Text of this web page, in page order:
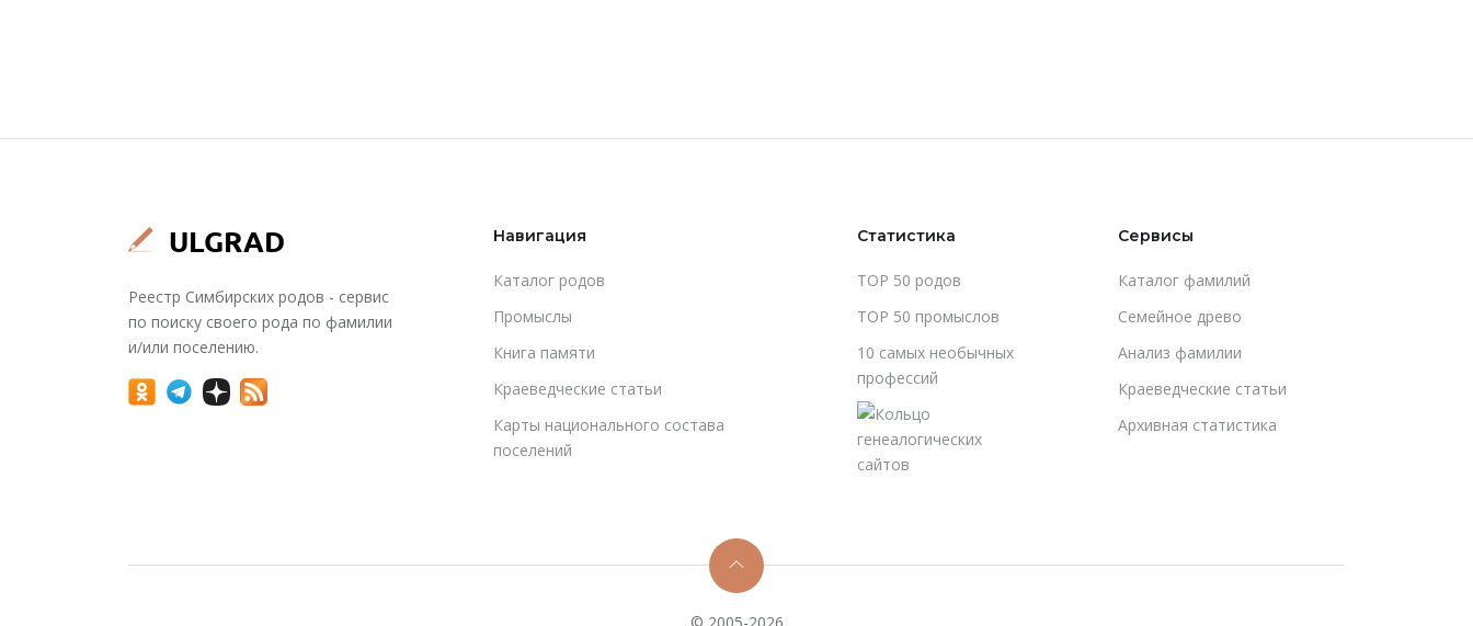
Реестр Симбирских родов - сервис
по поиску своего рода по фамилии
и/или поселению.
Навигация
Каталог родов
Промыслы
Книга памяти
Краеведческие статьи
Карты национального состава
поселений
Статистика
TOP 50 родов
TOP 50 промыслов
10 самых необычных
профессий
Сервисы
Каталог фамилий
Cемейное древо
Анализ фамилии
Краеведческие статьи
Архивная статистика